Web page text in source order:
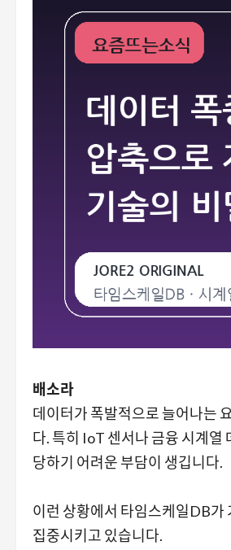
배소라
데이터가 폭발적으로 늘어나는
다. 특히 IoT 센서나 금융 시계열
당하기 어려운 부담이 생깁니다.
이런 상황에서 타임스케일DB가
집중시키고 있습니다.